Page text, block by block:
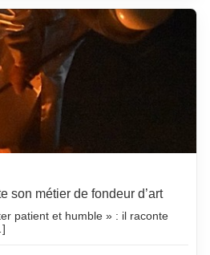
son métier de fondeur d’art
patient et humble » : il raconte